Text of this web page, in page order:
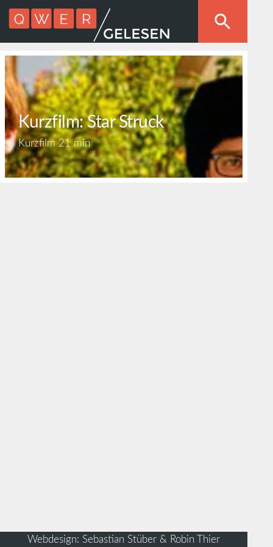
Kurzfilm: Star Struck
Kurzfilm 21 min
Webdesign: Sebastian Stüber & Robin Thier